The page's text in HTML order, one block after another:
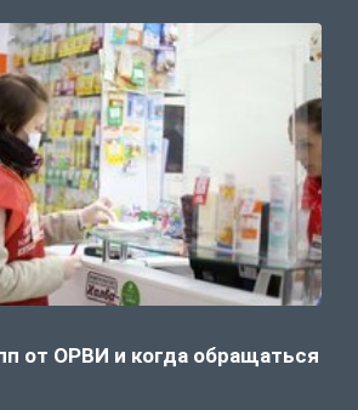
от ОРВИ и когда обращаться